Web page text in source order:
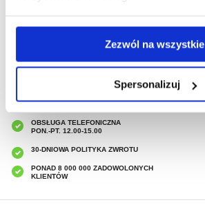
Zezwól na wszystkie
Spersonalizuj
7% ZNIŻKI
OBSŁUGA TELEFONICZNA
PON.-PT. 12.00-15.00
30-DNIOWA POLITYKA ZWROTU
PONAD 8 000 000 ZADOWOLONYCH
KLIENTÓW